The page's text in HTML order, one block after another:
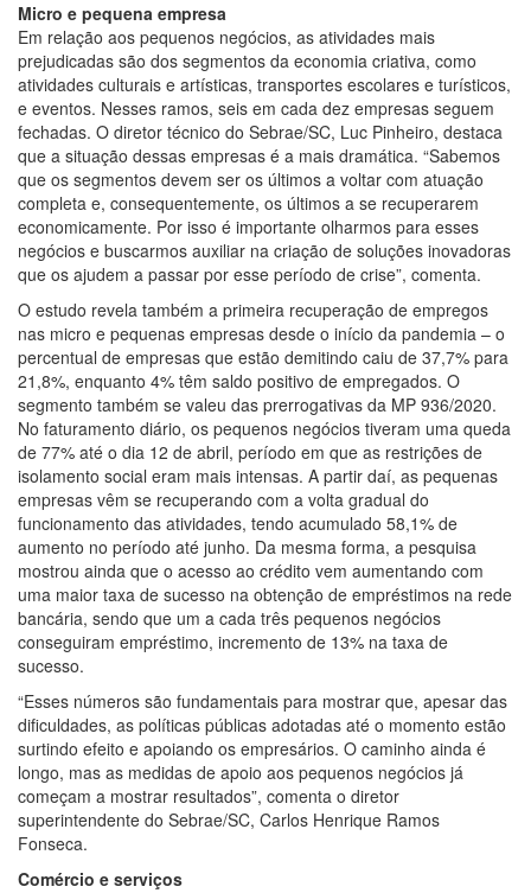
Micro e pequena empresa
Em relação aos pequenos negócios, as atividades mais
prejudicadas são dos segmentos da economia criativa, como
atividades culturais e artísticas, transportes escolares e turísticos,
e eventos. Nesses ramos, seis em cada dez empresas seguem
fechadas. O diretor técnico do Sebrae/SC, Luc Pinheiro, destaca
que a situação dessas empresas é a mais dramática. “Sabemos
que os segmentos devem ser os últimos a voltar com atuação
completa e, consequentemente, os últimos a se recuperarem
economicamente. Por isso é importante olharmos para esses
negócios e buscarmos auxiliar na criação de soluções inovadoras
que os ajudem a passar por esse período de crise”, comenta.
O estudo revela também a primeira recuperação de empregos
nas micro e pequenas empresas desde o início da pandemia – o
percentual de empresas que estão demitindo caiu de 37,7% para
21,8%, enquanto 4% têm saldo positivo de empregados. O
segmento também se valeu das prerrogativas da MP 936/2020.
No faturamento diário, os pequenos negócios tiveram uma queda
de 77% até o dia 12 de abril, período em que as restrições de
isolamento social eram mais intensas. A partir daí, as pequenas
empresas vêm se recuperando com a volta gradual do
funcionamento das atividades, tendo acumulado 58,1% de
aumento no período até junho. Da mesma forma, a pesquisa
mostrou ainda que o acesso ao crédito vem aumentando com
uma maior taxa de sucesso na obtenção de empréstimos na rede
bancária, sendo que um a cada três pequenos negócios
conseguiram empréstimo, incremento de 13% na taxa de
sucesso.
“Esses números são fundamentais para mostrar que, apesar das
dificuldades, as políticas públicas adotadas até o momento estão
surtindo efeito e apoiando os empresários. O caminho ainda é
longo, mas as medidas de apoio aos pequenos negócios já
começam a mostrar resultados”, comenta o diretor
superintendente do Sebrae/SC, Carlos Henrique Ramos
Fonseca.
Comércio e serviços